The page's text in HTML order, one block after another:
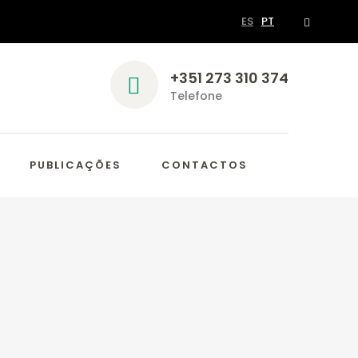
PT
ES
+351 273 310 374
Telefone
PUBLICAÇÕES CONTACTOS